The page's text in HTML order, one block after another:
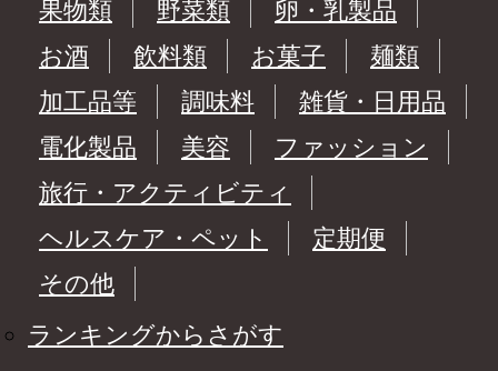
果物類
野菜類
卵・乳製品
お酒
飲料類 お菓子
麺類
加工品等
調味料
雑貨・日用品
電化製品
美容
ファッション
旅行・アクティビティ
ヘルスケア・ペット
定期便
その他
ランキングからさがす